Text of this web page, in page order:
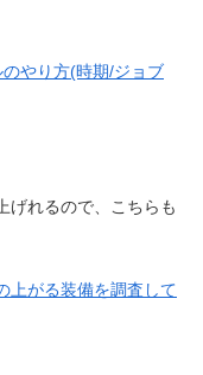
やり方(時期/ジョブ
げれるので、こちらも
上がる装備を調査して